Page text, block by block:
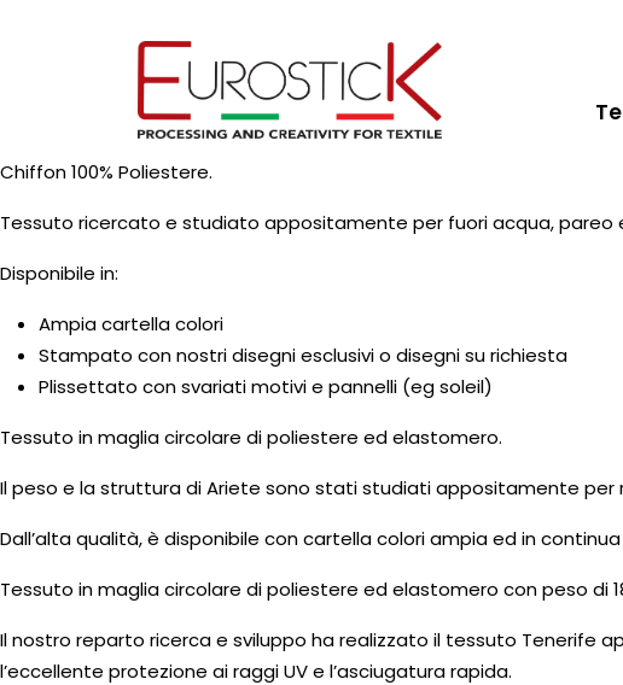
Chiffon 100% Poliestere.
Tessuto ricercato e studiato appositamente per fuori acqua,
Disponibile in:
Ampia cartella colori
Stampato con nostri disegni esclusivi o disegni su richiesta
Plissettato con svariati motivi e pannelli (eg soleil)
Tessuto in maglia circolare di poliestere ed elastomero.
Il peso e la struttura di Ariete sono stati studiati appositamente per
Dall’alta qualità, è disponibile con cartella colori ampia ed in
Tessuto in maglia circolare di poliestere ed elastomero con peso di
Il nostro reparto ricerca e sviluppo ha realizzato il tessuto Tenerife
l’eccellente protezione ai raggi UV e l’asciugatura rapida.